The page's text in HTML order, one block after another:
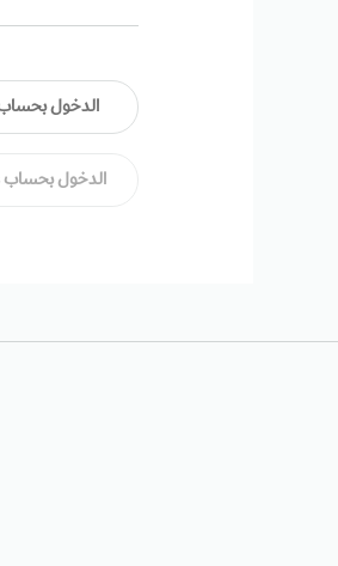
الدخول
الدخول